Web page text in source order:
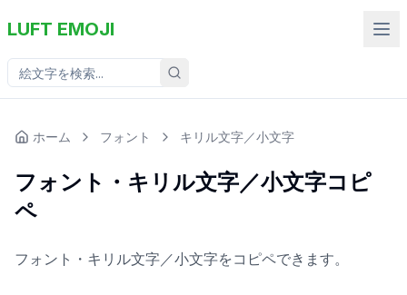
LUFT EMOJI
ホーム フォント キリル文字／小文字
フォント・キリル文字／小文字コピ
ペ
フォント・キリル文字／小文字をコピペできます。